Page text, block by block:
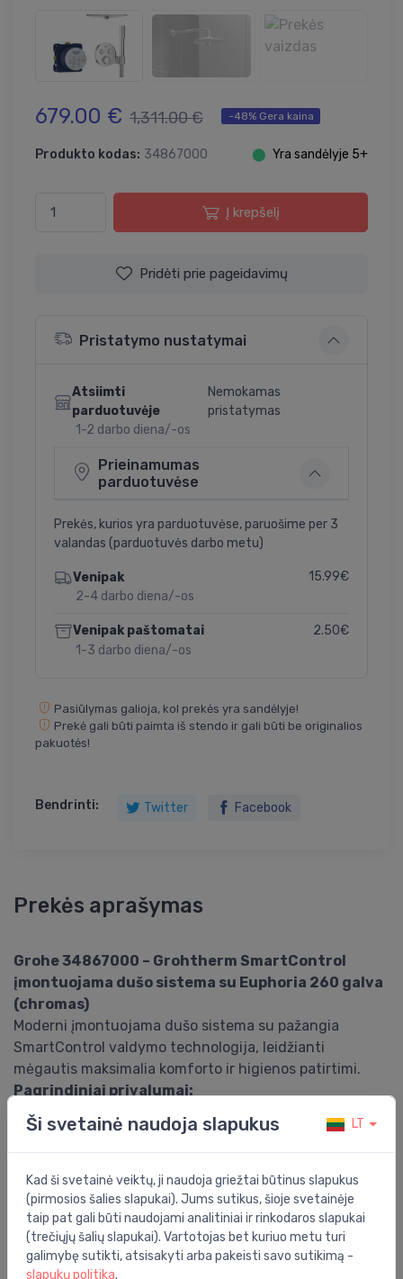
679.00 € 1,311.00 € -48% Gera kaina
Produkto kodas: 34867000 ⬤ Yra sandėlyje 5+
Į krepšelį
Pridėti prie pageidavimų
Pristatymo nustatymai
Atsiimti
parduotuvėje
1-2 darbo diena/-os
Nemokamas
pristatymas
Prieinamumas
parduotuvėse
Prekės, kurios yra parduotuvėse, paruošime per 3
valandas (parduotuvės darbo metu)
Venipak
2-4 darbo diena/-os
15.99€
Venipak paštomatai
1-3 darbo diena/-os
2.50€
Pasiūlymas galioja, kol prekės yra sandėlyje!
Prekė gali būti paimta iš stendo ir gali būti be originalios
pakuotės!
Bendrinti: Twitter Facebook
Prekės aprašymas
Grohe 34867000 – Grohtherm SmartControl
įmontuojama dušo sistema su Euphoria 260 galva
(chromas)
Moderni įmontuojama dušo sistema su pažangia
SmartControl valdymo technologija, leidžianti
mėgautis maksimalia komforto ir higienos patirtimi.
Pagrindiniai privalumai:
režimų valdymas vienu mygtuku
Euphoria 260 galvinis dušas su 3 skirtingais srovės
režimais – Rain, SmartRain, Jet
DreamSpray technologija – tolygus vandens
paskirstymas per visas purkštukų angas
TurboStat – pastovi vandens temperatūra be
svyravimų
Ši svetainė naudoja slapukus LT
Kad ši svetainė veiktų, ji naudoja griežtai būtinus slapukus
(pirmosios šalies slapukai). Jums sutikus, šioje svetainėje
taip pat gali būti naudojami analitiniai ir rinkodaros slapukai
(trečiųjų šalių slapukai). Vartotojas bet kuriuo metu turi
galimybę sutikti, atsisakyti arba pakeisti savo sutikimą -
slapukų politika.